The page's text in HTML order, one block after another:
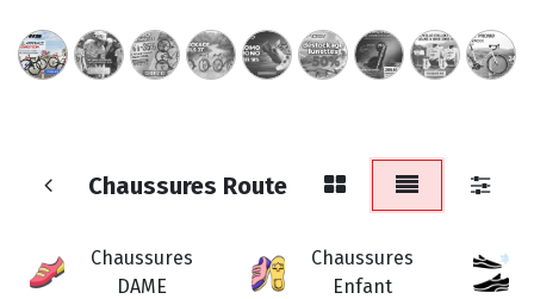
Chaussures Route
Chaussures
DAME
Chaussures
Enfant